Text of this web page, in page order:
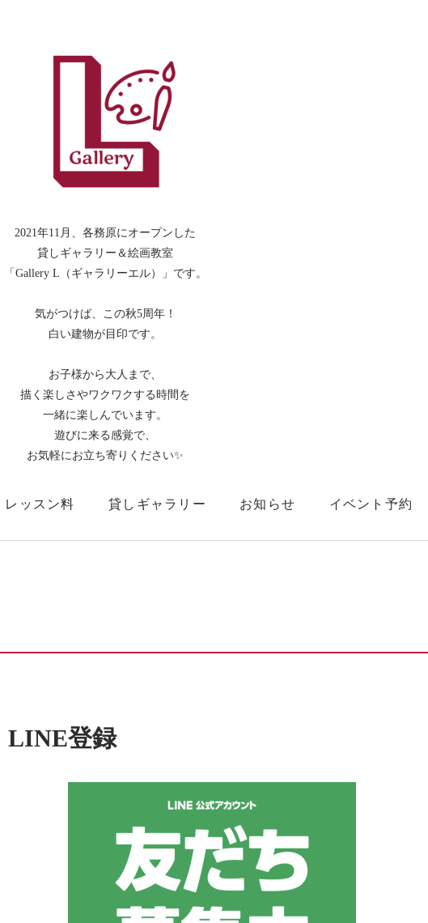
2021年11月、各務原にオープンした
貸しギャラリー＆絵画教室
「Gallery L（ギャラリーエル）」です。
気がつけば、この秋5周年！
白い建物が目印です。
お子様から大人まで、
描く楽しさやワクワクする時間を
一緒に楽しんでいます。
遊びに来る感覚で、
お気軽にお立ち寄りください✨
レッスン料 貸しギャラリー お知らせ イベント予約
LINE登録